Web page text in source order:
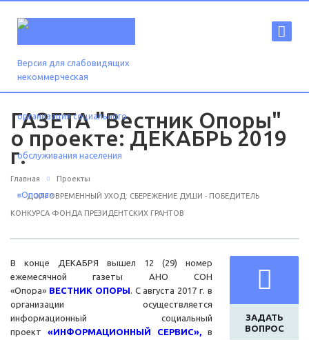
Версия для слабовидящих
ГАЗЕТА "Вестник Опоры"
о проекте: ДЕКАБРЬ 2019
г.
Главная Проекты
ДОЛГОВРЕМЕННЫЙ УХОД: СБЕРЕЖЕНИЕ ДУШИ - ПОБЕДИТЕЛЬ
КОНКУРСА ФОНДА ПРЕЗИДЕНТСКИХ ГРАНТОВ
ЗАДАТЬ
ВОПРОС
В конце ДЕКАБРЯ вышел 12 (29) номер
ежемесячной газеты АНО СОН
«Опора» ВЕСТНИК ОПОРЫ. С августа 2017 г. в
организации осуществляется
информационный социальный
проект «ИНФОРМАЦИОННЫЙ СЕРВИС», в